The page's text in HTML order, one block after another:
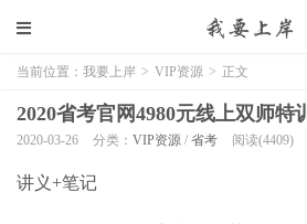
当前位置： 我要上岸 > VIP资源 > 正文
2020省考官网4980元线上双师特
2020-03-26 分类： VIP资源 / 省考 阅读(4409)
讲义+笔记